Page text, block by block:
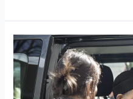
INTERMED
mis
à
l’honneur